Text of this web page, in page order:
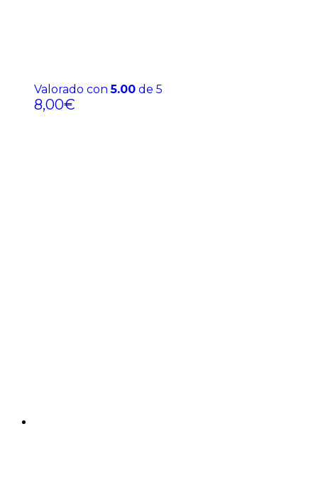
Valorado con5.00 de 5
8,00€